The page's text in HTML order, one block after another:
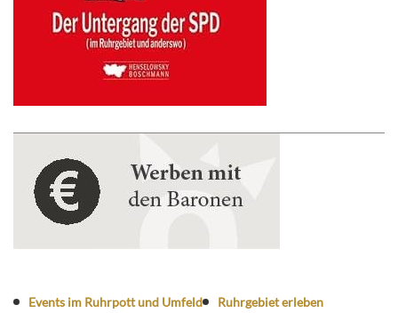
Events im Ruhrpott und Umfeld
Ruhrgebiet erleben